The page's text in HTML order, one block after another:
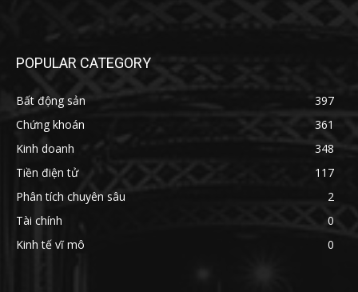
POPULAR CATEGORY
Bất động sản
397
Chứng khoán
361
Kinh doanh
348
Tiền điện tử
117
Phân tích chuyên sâu
2
Tài chính
0
Kinh tế vĩ mô
0